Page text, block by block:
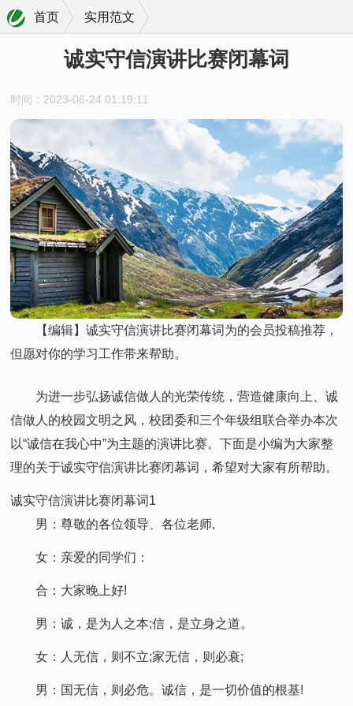
首页 实用范文
诚实守信演讲比赛闭幕词
时间：2023-06-24 01:19:11
【编辑】诚实守信演讲比赛闭幕词为的会员投稿推荐，
但愿对你的学习工作带来帮助。
为进一步弘扬诚信做人的光荣传统，营造健康向上、诚
信做人的校园文明之风，校团委和三个年级组联合举办本次
以“诚信在我心中”为主题的演讲比赛。下面是小编为大家整
理的关于诚实守信演讲比赛闭幕词，希望对大家有所帮助。
诚实守信演讲比赛闭幕词1
男：尊敬的各位领导、各位老师,
女：亲爱的同学们：
合：大家晚上好!
男：诚，是为人之本;信，是立身之道。
女：人无信，则不立;家无信，则必衰;
男：国无信，则必危。诚信，是一切价值的根基!